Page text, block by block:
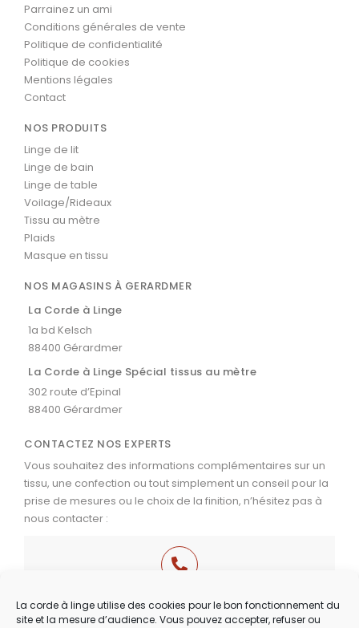
La corde à linge utilise des cookies pour le bon fonctionnement du
site et la mesure d’audience. Vous pouvez accepter, refuser ou
Parrainez un ami
Conditions générales de vente
Politique de confidentialité
Politique de cookies
Mentions légales
Contact
NOS PRODUITS
Linge de lit
Linge de bain
Linge de table
Voilage/Rideaux
Tissu au mètre
Plaids
Masque en tissu
NOS MAGASINS À GERARDMER
La Corde à Linge
1a bd Kelsch
88400 Gérardmer
La Corde à Linge Spécial tissus au mètre
302 route d’Epinal
88400 Gérardmer
CONTACTEZ NOS EXPERTS
Vous souhaitez des informations complémentaires sur un
tissu, une confection ou tout simplement un conseil pour la
prise de mesures ou le choix de la finition, n’hésitez pas à
nous contacter :
03 29 60 49 17